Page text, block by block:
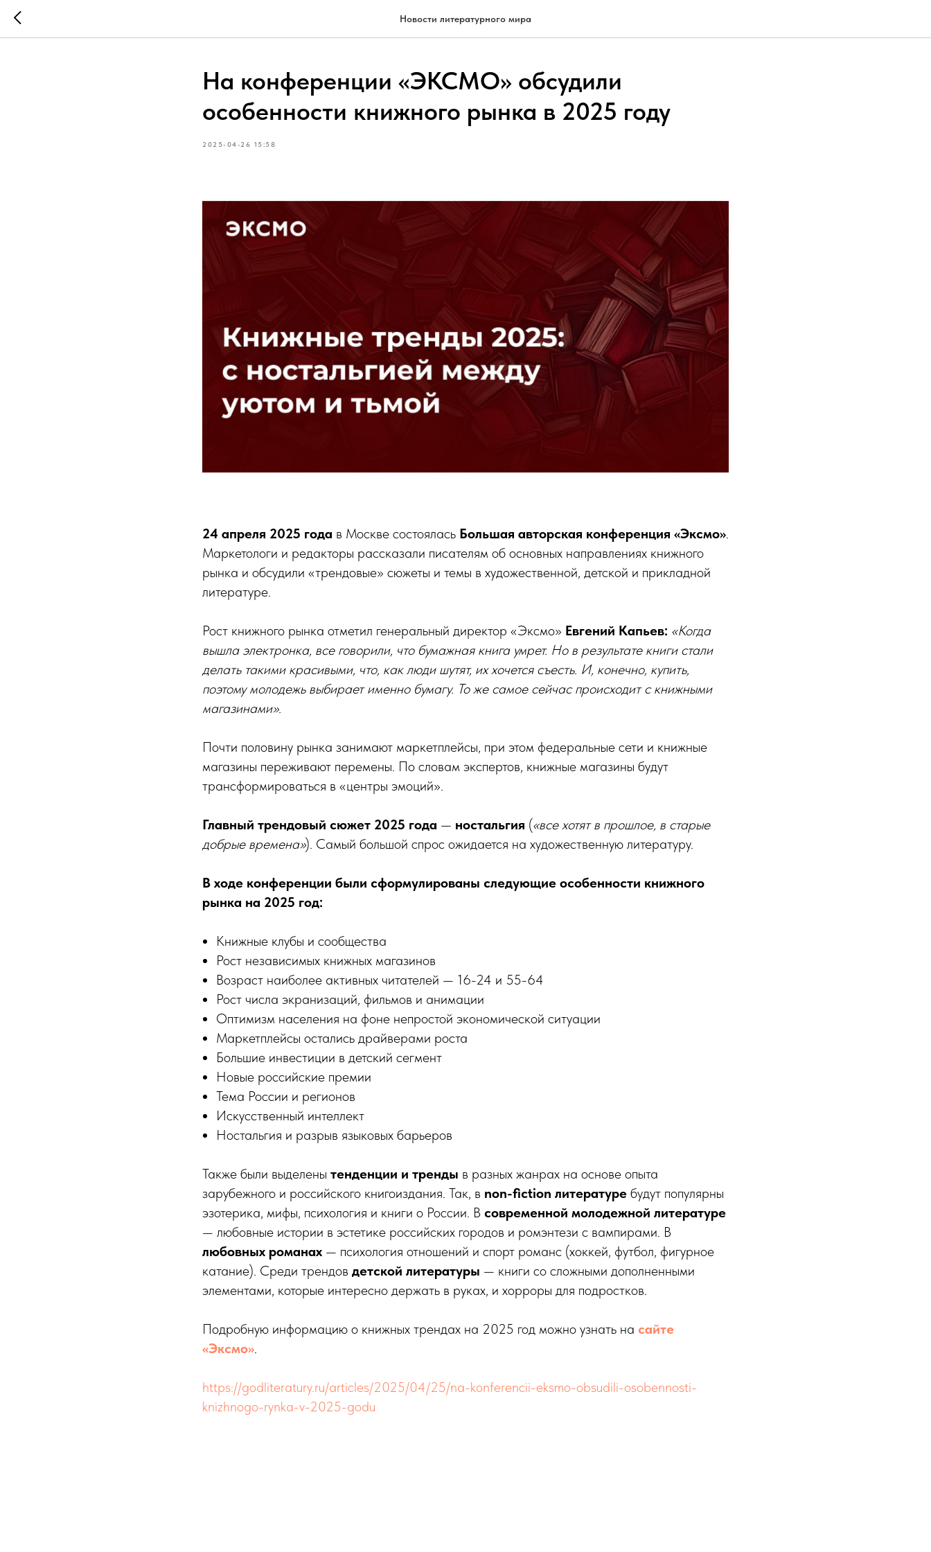
Новости литературного мира
На конференции «ЭКСМО» обсудили
особенности книжного рынка в 2025 году
2025-04-26 15:58
24 апреля 2025 года в Москве состоялась Большая авторская конференция «Эксмо».
Маркетологи и редакторы рассказали писателям об основных направлениях книжного
рынка и обсудили «трендовые» сюжеты и темы в художественной, детской и прикладной
литературе.
Рост книжного рынка отметил генеральный директор «Эксмо» Евгений Капьев: «Когда
вышла электронка, все говорили, что бумажная книга умрет. Но в результате книги стали
делать такими красивыми, что, как люди шутят, их хочется съесть. И, конечно, купить,
поэтому молодежь выбирает именно бумагу. То же самое сейчас происходит с книжными
магазинами».
Почти половину рынка занимают маркетплейсы, при этом федеральные сети и книжные
магазины переживают перемены. По словам экспертов, книжные магазины будут
трансформироваться в «центры эмоций».
Главный трендовый сюжет 2025 года — ностальгия («все хотят в прошлое, в старые
добрые времена»). Самый большой спрос ожидается на художественную литературу.
В ходе конференции были сформулированы следующие особенности книжного
рынка на 2025 год:
Книжные клубы и сообщества
Рост независимых книжных магазинов
Возраст наиболее активных читателей — 16-24 и 55-64
Рост числа экранизаций, фильмов и анимации
Оптимизм населения на фоне непростой экономической ситуации
Маркетплейсы остались драйверами роста
Большие инвестиции в детский сегмент
Новые российские премии
Тема России и регионов
Искусственный интеллект
Ностальгия и разрыв языковых барьеров
Также были выделены тенденции и тренды в разных жанрах на основе опыта
зарубежного и российского книгоиздания. Так, в non-fiction литературе будут популярны
эзотерика, мифы, психология и книги о России. В современной молодежной литературе
— любовные истории в эстетике российских городов и ромэнтези с вампирами. В
любовных романах — психология отношений и спорт романс (хоккей, футбол, фигурное
катание). Среди трендов детской литературы — книги со сложными дополненными
элементами, которые интересно держать в руках, и хорроры для подростков.
Подробную информацию о книжных трендах на 2025 год можно узнать на сайте
«Эксмо».
https://godliteratury.ru/articles/2025/04/25/na-konferencii-eksmo-obsudili-osobennosti-
knizhnogo-rynka-v-2025-godu